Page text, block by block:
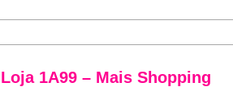
Loja 1A99 – Mais Shopping